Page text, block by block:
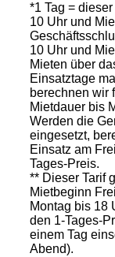
*1 Tag =
10 Uhr und
10 Uhr und
Mieten über
Einsatztage
berechnen wir
Mietdauer bis
Werden die
eingesetzt,
Einsatz am
Tages-Preis.
** Dieser Tarif
Mietbeginn
Montag bis 18
den 1-Tages-
einem Tag
Abend).